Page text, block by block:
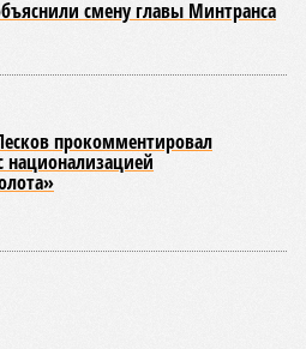
мутаций при делении клетки,
выработку и поддержание
всяком случае, таковы
Например, одним из
старения является уменьшение
на концах
и заодно увеличить
пишет издание Medical
мутациях. Это изменения в
организма (кроме
которые являются